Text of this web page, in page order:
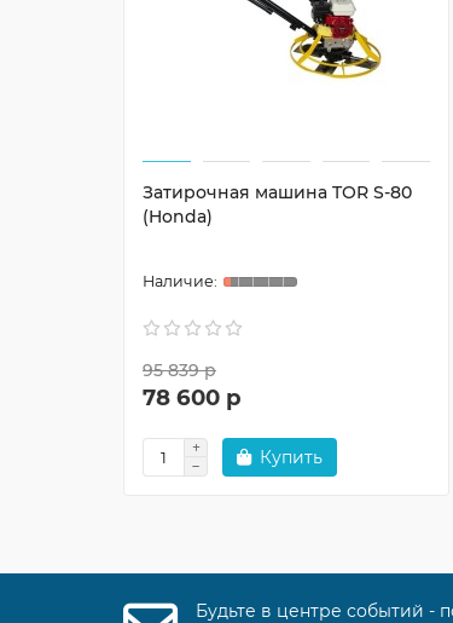
Затирочная машина TOR S-80
(Honda)
95 839 р
78 600 р
Купить
Будьте в центре событий -